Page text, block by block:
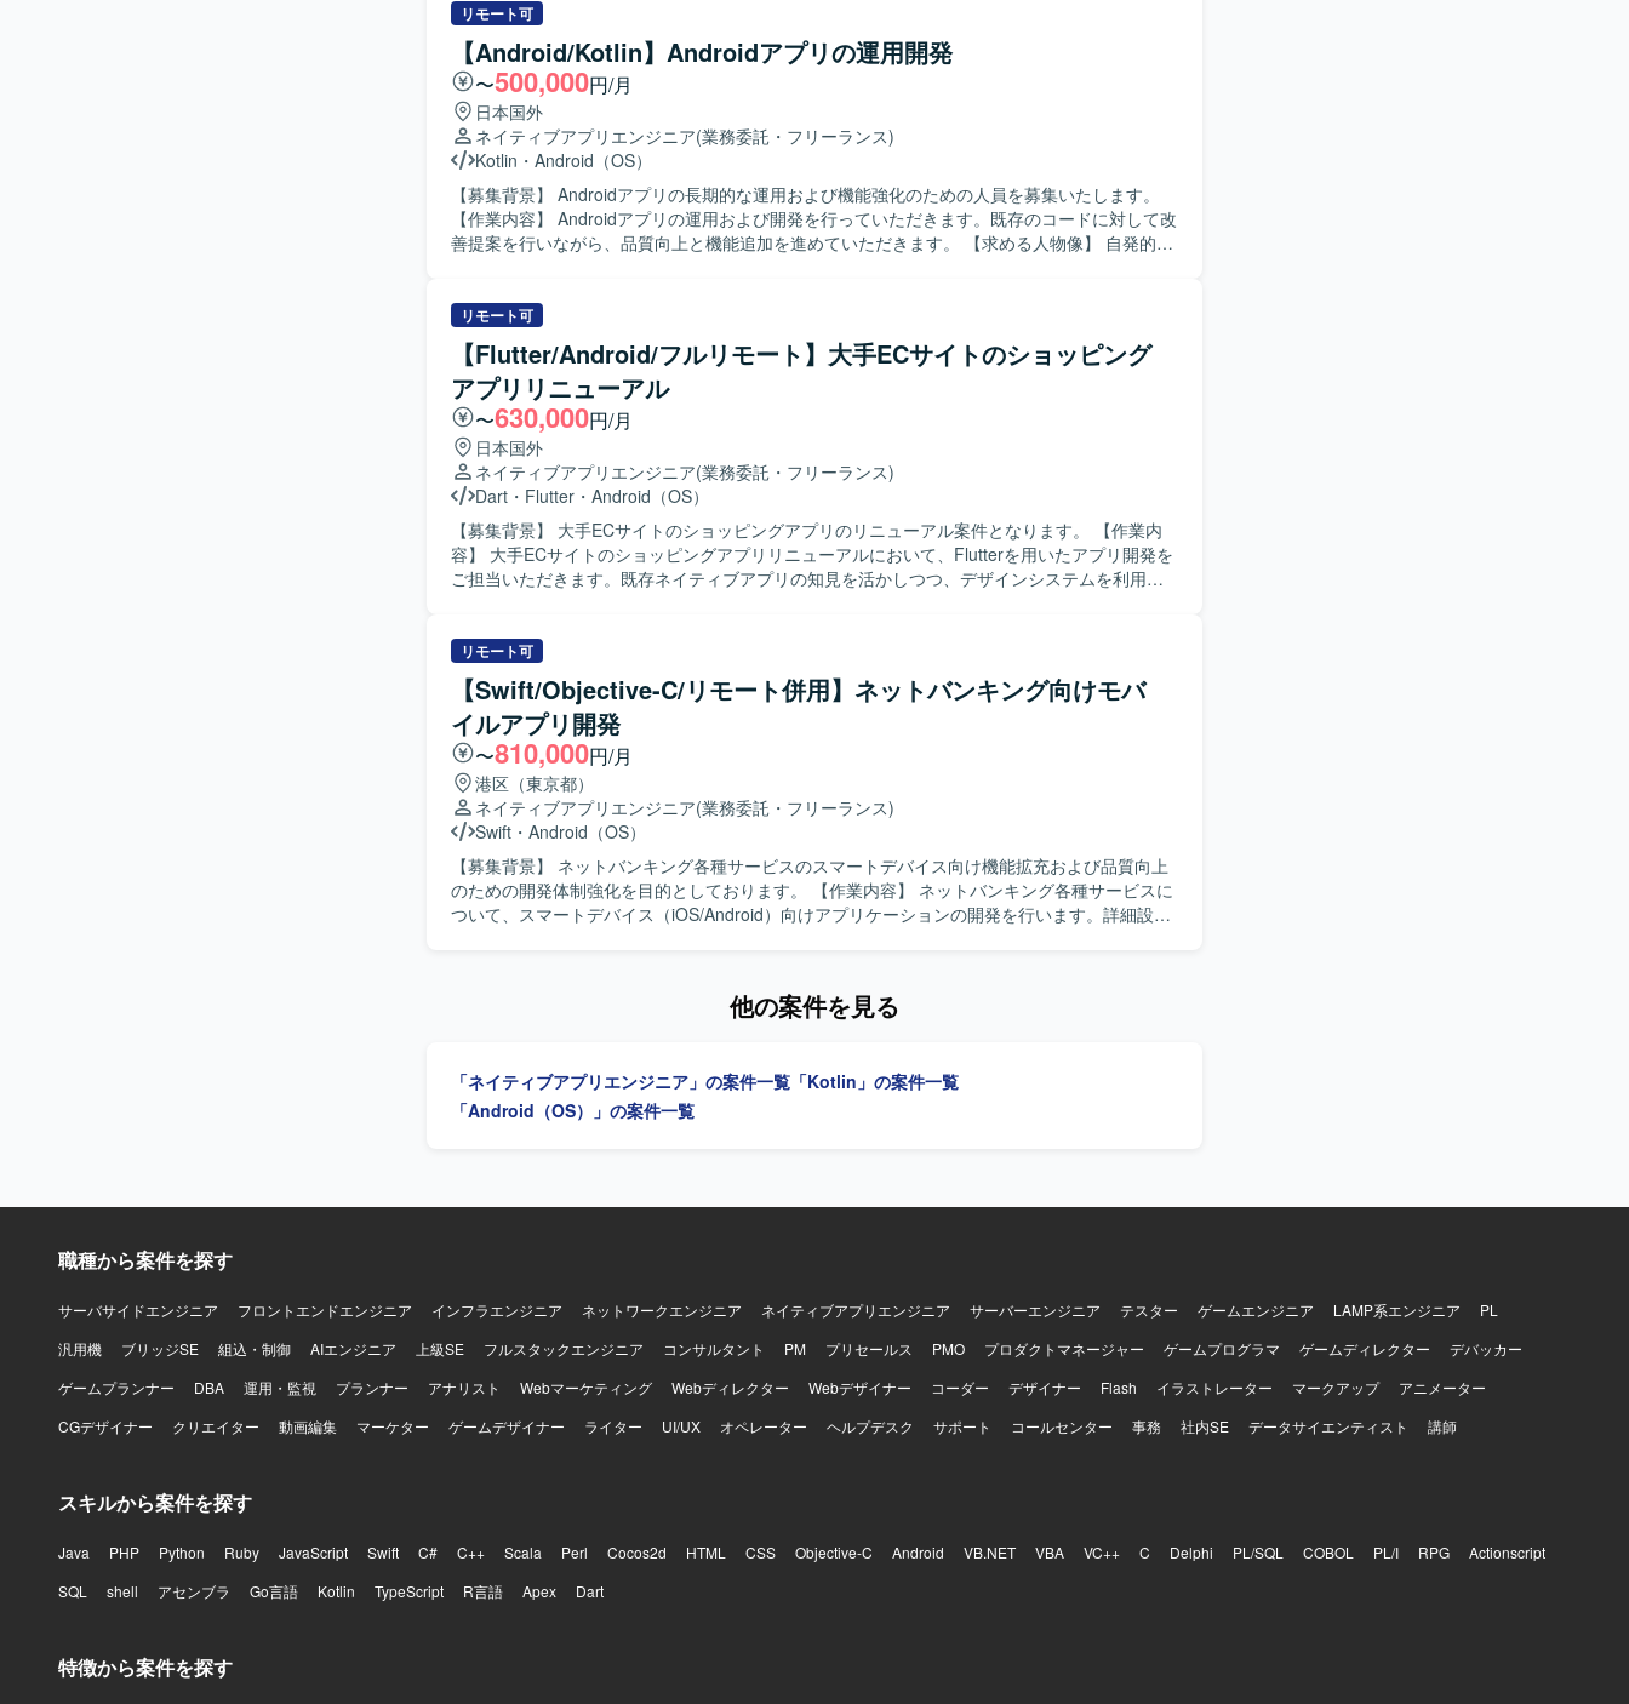
ンを取りながら要件の整理や仕様調整、実装、レビューを行っていただきます。スクラムベー
スのアジャイル開発に参加し、定期的なリリースサイクルの中で設計から実装、テスト、改善
まで一連の工程に携わっていただきます。 【求める人物像】 チームメンバーやビジネス側と積
極的にコミュニケーションを取りながら、自ら課題を発見し解決に向けて主体的に動ける方を
求めております。新しい技術や開発手法への関心が高く、生成AIなどの新しい取り組みにも前
向きにチャレンジいただける方が望ましいです。 【ポジションの魅力】 金融領域の証券取引シ
ステムに関わる資産管理スマホアプリ開発に携わることで、ドメイン知見とモバイルアプリ開
発スキルの両方を高めていただけます。Flutter を中心としたクロスプラットフォーム開発に加
え、生成AIを活用した開発プロセスを経験できる環境です。スクラムによる短い開発サイクル
の中で、企画からリリースまでの一連の流れを継続的に経験できる点も魅力です。 【開発環
境】 Flutter（モバイル）、Kotlin（BFF）を中心とした構成で、アジャイル（スクラム）開発を
す。
リモート可
【Android/Kotlin】Androidアプリの運用開発
〜500,000円/月
日本国外
ネイティブアプリエンジニア(業務委託・フリーランス)
Kotlin ・ Android（OS）
【募集背景】 Androidアプリの長期的な運用および機能強化のための人員を募集いたします。
【作業内容】 Androidアプリの運用および開発を行っていただきます。既存のコードに対して改
善提案を行いながら、品質向上と機能追加を進めていただきます。 【求める人物像】 自発的に
ジションの魅力】 長期的な運用と開発を通じて、Androidアプリケーションの改善サイクルを継
続的に経験できる環境です。既存コードの改善提案を行うことで、設計や品質向上に深く関わ
ることができます。 【開発環境】 Androidアプリケーション開発環境にて、MVVMアーキテク
チャに沿った開発を行います。
リモート可
【Flutter/Android/フルリモート】大手ECサイトのショッピング
アプリリニューアル
〜630,000円/月
日本国外
ネイティブアプリエンジニア(業務委託・フリーランス)
Dart ・ Flutter ・ Android（OS）
【募集背景】 大手ECサイトのショッピングアプリのリニューアル案件となります。 【作業内
容】 大手ECサイトのショッピングアプリリニューアルにおいて、Flutterを用いたアプリ開発を
ご担当いただきます。既存ネイティブアプリの知見を活かしつつ、デザインシステムを利用し
開発を進めていただける方を求めています。 【ポジションの魅力】 大規模なECサービスのス
マートフォンアプリ開発に携わることで、Flutterを活用したクロスプラットフォーム開発やデ
ザインシステム活用の実践経験を積むことができます。 【開発環境】 Flutterを用いたスマート
フォンアプリ開発環境となります。
リモート可
【Swift/Objective-C/リモート併用】ネットバンキング向けモバ
イルアプリ開発
〜810,000円/月
港区（東京都）
ネイティブアプリエンジニア(業務委託・フリーランス)
Swift ・ Android（OS）
【募集背景】 ネットバンキング各種サービスのスマートデバイス向け機能拡充および品質向上
のための開発体制強化を目的としております。 【作業内容】 ネットバンキング各種サービスに
ついて、スマートデバイス（iOS/Android）向けアプリケーションの開発を行います。詳細設計
がら、品質とユーザビリティを意識した開発ができる方を歓迎いたします。 【ポジションの魅
つ、金融ドメインの知見も深めていただけます。 【開発環境】 iOS/Android向けモバイルアプ
リ開発環境（Objective-C、Swiftを用いた開発が想定されます）。
他の案件を見る
「ネイティブアプリエンジニア」の案件一覧 「Kotlin」の案件一覧
「Android（OS）」の案件一覧
職種から案件を探す
サーバサイドエンジニア フロントエンドエンジニア インフラエンジニア ネットワークエンジニア ネイティブアプリエンジニア サーバーエンジニア テスター ゲームエンジニア LAMP系エンジニア
PL
汎用機
ブリッジSE 組込・制御 AIエンジニア 上級SE フルスタックエンジニア コンサルタント PM プリセールス PMO プロダクトマネージャー ゲームプログラマ ゲームディレクター
デバッカー
ゲームプランナー
DBA 運用・監視 プランナー アナリスト Webマーケティング Webディレクター Webデザイナー コーダー デザイナー Flash イラストレーター マークアップ
アニメーター
CGデザイナー
クリエイター 動画編集 マーケター ゲームデザイナー ライター UI/UX オペレーター ヘルプデスク サポート コールセンター 事務 社内SE データサイエンティスト 講師
スキルから案件を探す
Java PHP Python Ruby JavaScript Swift C# C++ Scala Perl Cocos2d HTML CSS Objective-C Android VB.NET VBA VC++ C Delphi PL/SQL COBOL PL/I RPG
Actionscript
SQL
shell アセンブラ Go言語 Kotlin TypeScript R言語 Apex Dart
特徴から案件を探す